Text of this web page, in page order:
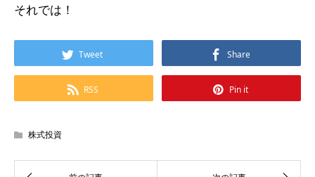
それでは！
Tweet Share
RSS Pin it
株式投資